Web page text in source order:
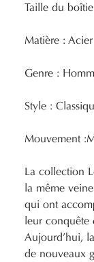
Taille du
Matière : Acier
Genre :
Style :
Mouvement
La collection
la même
qui ont
leur conquête
Aujourd’hui,
de nouveaux